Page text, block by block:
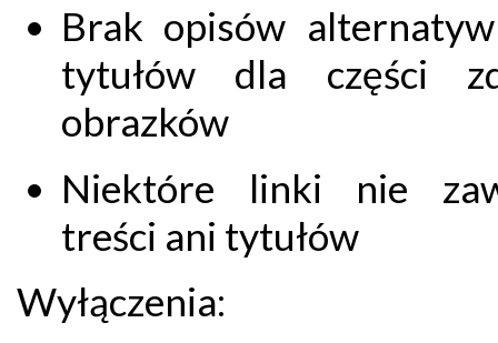
Brak opisów
tytułów dla części
obrazków
Niektóre linki nie
treści ani tytułów
Wyłączenia: